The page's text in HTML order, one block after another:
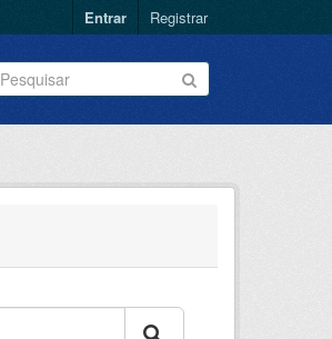
Entrar Registrar